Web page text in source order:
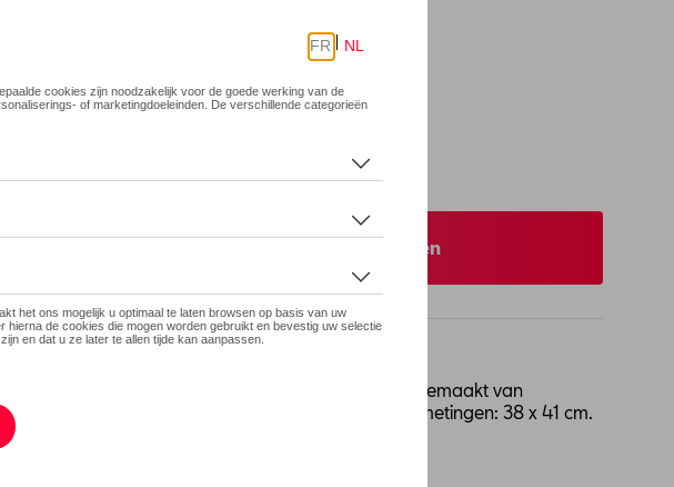
Contacteer uw dealer om te bestellen
praktisch als andere tassen van dit type, maar dan gemaakt van
katoen. Dus beter voor jou én voor het milieu. Afmetingen: 38 x 41 cm.